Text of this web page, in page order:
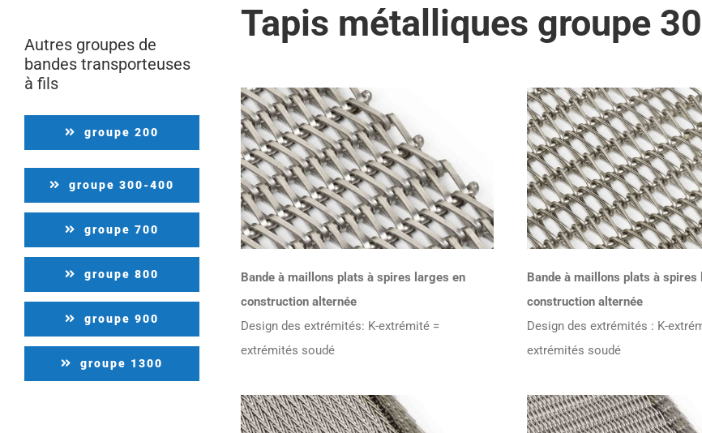
Autres groupes de
bandes transporteuses
à fils
groupe 200
groupe 300-400
groupe 700
groupe 800
groupe 900
groupe 1300
Tapis métalliques groupe
Bande à maillons plats à spires larges en
construction alternée
Design des extrémités: K-extrémité =
extrémités soudé
Bande à maillons plats à spires
construction alternée
Design des extrémités : K-
extrémités soudé